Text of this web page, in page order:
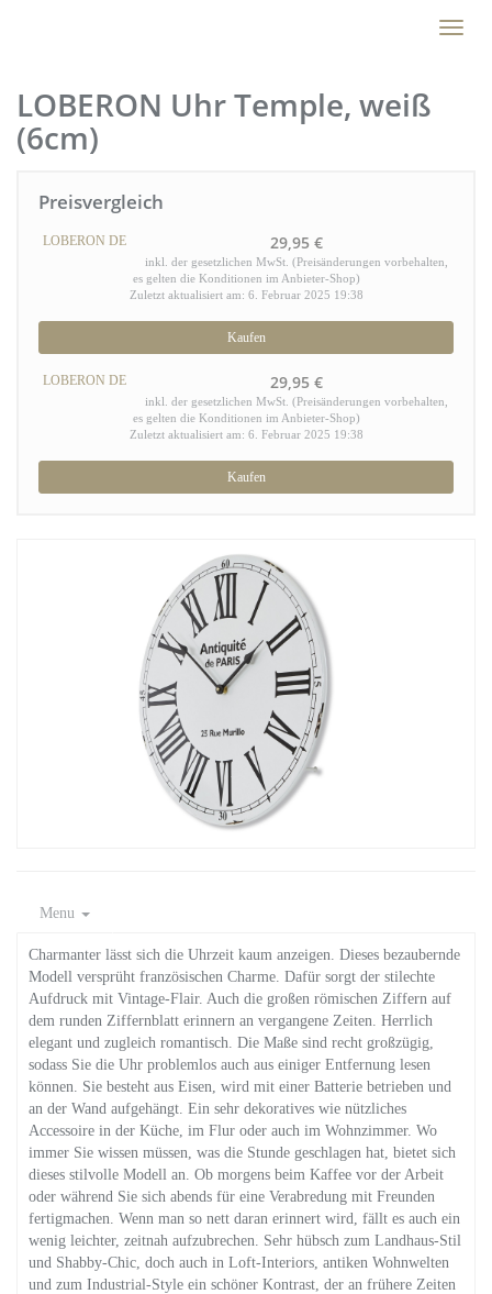
Toggle
LOBERON Uhr Temple, weiß
(6cm)
Preisvergleich
LOBERON DE 29,95 €
inkl. der gesetzlichen MwSt. (Preisänderungen vorbehalten,
es gelten die Konditionen im Anbieter-Shop)
Zuletzt aktualisiert am: 6. Februar 2025 19:38
Kaufen
LOBERON DE 29,95 €
inkl. der gesetzlichen MwSt. (Preisänderungen vorbehalten,
es gelten die Konditionen im Anbieter-Shop)
Zuletzt aktualisiert am: 6. Februar 2025 19:38
Kaufen
Menu
Charmanter lässt sich die Uhrzeit kaum anzeigen. Dieses bezaubernde
Modell versprüht französischen Charme. Dafür sorgt der stilechte
Aufdruck mit Vintage-Flair. Auch die großen römischen Ziffern auf
dem runden Ziffernblatt erinnern an vergangene Zeiten. Herrlich
elegant und zugleich romantisch. Die Maße sind recht großzügig,
sodass Sie die Uhr problemlos auch aus einiger Entfernung lesen
können. Sie besteht aus Eisen, wird mit einer Batterie betrieben und
an der Wand aufgehängt. Ein sehr dekoratives wie nützliches
Accessoire in der Küche, im Flur oder auch im Wohnzimmer. Wo
immer Sie wissen müssen, was die Stunde geschlagen hat, bietet sich
dieses stilvolle Modell an. Ob morgens beim Kaffee vor der Arbeit
oder während Sie sich abends für eine Verabredung mit Freunden
fertigmachen. Wenn man so nett daran erinnert wird, fällt es auch ein
wenig leichter, zeitnah aufzubrechen. Sehr hübsch zum Landhaus-Stil
und Shabby-Chic, doch auch in Loft-Interiors, antiken Wohnwelten
und zum Industrial-Style ein schöner Kontrast, der an frühere Zeiten